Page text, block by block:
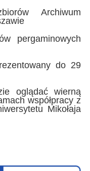
Archiwum
pergaminowych
do 29
oglądać wierną
współpracy z
Mikołaja